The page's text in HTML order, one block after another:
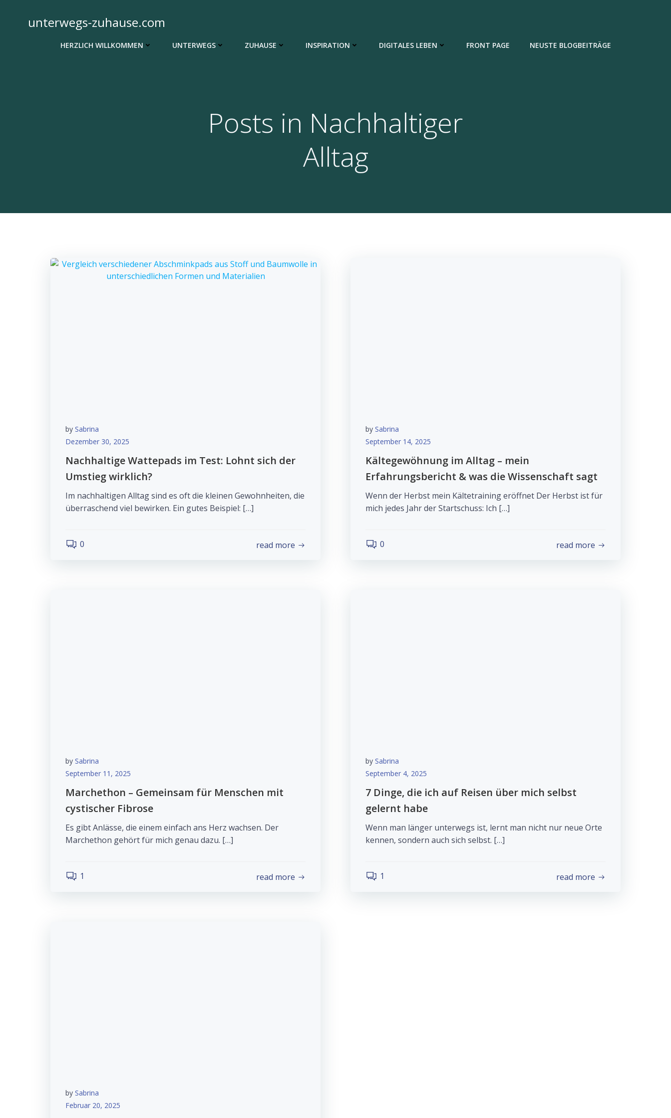
springenunterwegs-zuhause.com
HERZLICH WILLKOMMEN UNTERWEGS ZUHAUSE INSPIRATION DIGITALES LEBEN FRONT PAGE NEUSTE BLOGBEITRÄGE
Posts in Nachhaltiger
Alltag
by Sabrina
Dezember 30, 2025
Nachhaltige Wattepads im Test: Lohnt sich der
Umstieg wirklich?
Im nachhaltigen Alltag sind es oft die kleinen Gewohnheiten, die
überraschend viel bewirken. Ein gutes Beispiel: […]
0 read more
by Sabrina
September 14, 2025
Kältegewöhnung im Alltag – mein
Erfahrungsbericht & was die Wissenschaft sagt
Wenn der Herbst mein Kältetraining eröffnet Der Herbst ist für
mich jedes Jahr der Startschuss: Ich […]
0 read more
by Sabrina
September 11, 2025
Marchethon – Gemeinsam für Menschen mit
cystischer Fibrose
Es gibt Anlässe, die einem einfach ans Herz wachsen. Der
Marchethon gehört für mich genau dazu. […]
1 read more
by Sabrina
September 4, 2025
7 Dinge, die ich auf Reisen über mich selbst
gelernt habe
Wenn man länger unterwegs ist, lernt man nicht nur neue Orte
kennen, sondern auch sich selbst. […]
1 read more
by Sabrina
Februar 20, 2025